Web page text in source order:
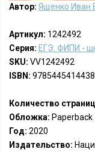
Автор: Ященко Иван
Артикул: 1242492
Серия: ЕГЭ. ФИПИ -
SKU: VV1242492
ISBN: 9785445414438
Количество
Обложка: Paperback
Год: 2020
Издательство: